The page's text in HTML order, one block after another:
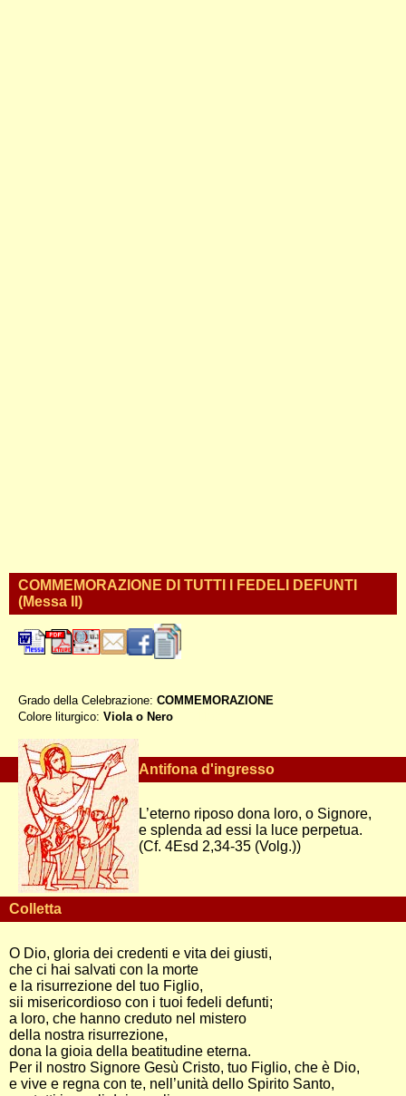
COMMEMORAZIONE DI TUTTI I FEDELI DEFUNTI
(Messa II)
Grado della Celebrazione: COMMEMORAZIONE
Colore liturgico: Viola o Nero
Antifona d'ingresso
L’eterno riposo dona loro, o Signore,
e splenda ad essi la luce perpetua.
(Cf. 4Esd 2,34-35 (Volg.))
Colletta
O Dio, gloria dei credenti e vita dei giusti,
che ci hai salvati con la morte
e la risurrezione del tuo Figlio,
sii misericordioso con i tuoi fedeli defunti;
a loro, che hanno creduto nel mistero
della nostra risurrezione,
dona la gioia della beatitudine eterna.
Per il nostro Signore Gesù Cristo, tuo Figlio, che è Dio,
e vive e regna con te, nell’unità dello Spirito Santo,